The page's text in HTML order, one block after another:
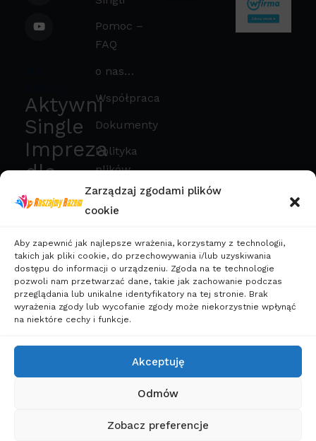
Zarządzaj zgodami plików
cookie
Aby zapewnić jak najlepsze wrażenia, korzystamy z technologii,
takich jak pliki cookie, do przechowywania i/lub uzyskiwania
dostępu do informacji o urządzeniu. Zgoda na te technologie
pozwoli nam przetwarzać dane, takie jak zachowanie podczas
przeglądania lub unikalne identyfikatory na tej stronie. Brak
wyrażenia zgody lub wycofanie zgody może niekorzystnie wpłynąć
na niektóre cechy i funkcje.
Akceptuję
Odmów
Zobacz preferencje
Aktywni
Single
Impreza
dla
Singli
Wakacje
dla
Singli
Wczasy
dla
Pomoc –
FAQ
o nas…
Współpraca
Dokumenty
Polityka
plików
cookies
Polityka